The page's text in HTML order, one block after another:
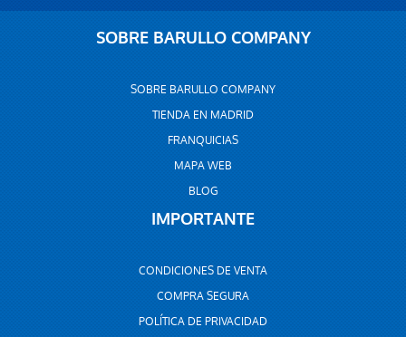
SOBRE BARULLO COMPANY
SOBRE BARULLO COMPANY
TIENDA EN MADRID
FRANQUICIAS
MAPA WEB
BLOG
IMPORTANTE
CONDICIONES DE VENTA
COMPRA SEGURA
POLÍTICA DE PRIVACIDAD